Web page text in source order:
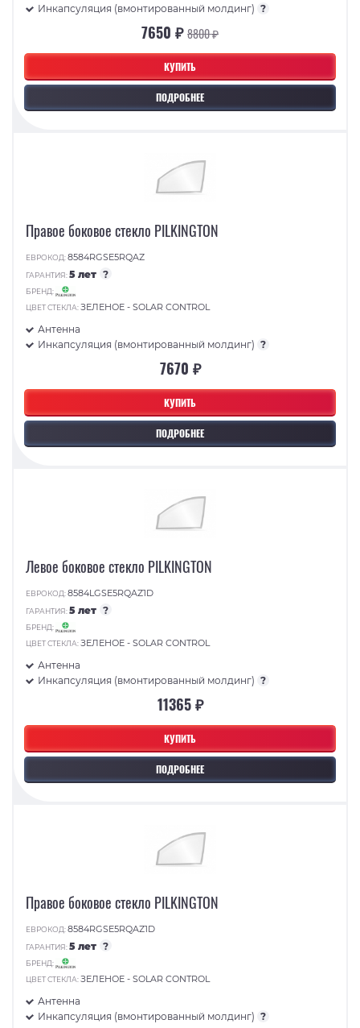
КУПИТЬ
ПОДРОБНЕЕ
Инкапсуляция (вмонтированный молдинг) ?
7650 ₽8800 ₽
КУПИТЬ
ПОДРОБНЕЕ
Правое боковое стекло PILKINGTON
ЕВРОКОД:8584RGSE5RQAZ
ГАРАНТИЯ:5 лет ?
БРЕНД:
ЦВЕТ СТЕКЛА:ЗЕЛЕНОЕ - SOLAR CONTROL
Антенна
Инкапсуляция (вмонтированный молдинг) ?
7670 ₽
КУПИТЬ
ПОДРОБНЕЕ
Левое боковое стекло PILKINGTON
ЕВРОКОД:8584LGSE5RQAZ1D
ГАРАНТИЯ:5 лет ?
БРЕНД:
ЦВЕТ СТЕКЛА:ЗЕЛЕНОЕ - SOLAR CONTROL
Антенна
Инкапсуляция (вмонтированный молдинг) ?
11365 ₽
Правое боковое стекло PILKINGTON
ЕВРОКОД:8584RGSE5RQAZ1D
ГАРАНТИЯ:5 лет ?
БРЕНД:
ЦВЕТ СТЕКЛА:ЗЕЛЕНОЕ - SOLAR CONTROL
Антенна
Инкапсуляция (вмонтированный молдинг) ?